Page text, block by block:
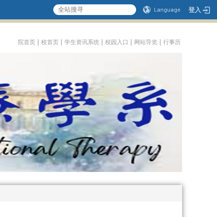
Language 登入
院首页 | 校首页 | 学生资讯系统 | 校园入口 | 网站导览 | 行事历